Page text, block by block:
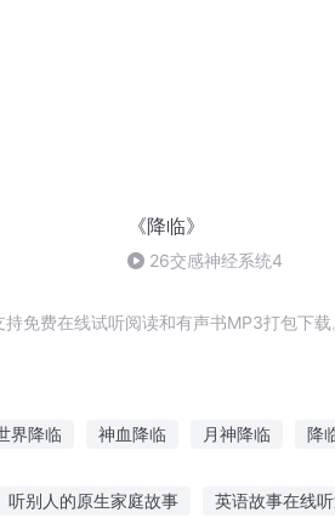
《降临》
26交感神经系统4
免费在线试听阅读和有声书MP3打包下载
界降临 神血降临 月神降临 降
听别人的原生家庭故事 英语故事在线